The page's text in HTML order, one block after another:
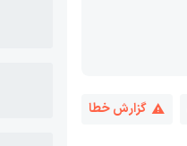
گزارش خطا